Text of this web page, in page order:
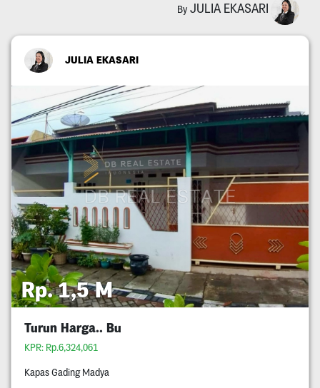
By JULIA EKASARI
JULIA EKASARI
Rp. 1,5 M
Turun Harga.. Bu
KPR: Rp.6,324,061
Kapas Gading Madya